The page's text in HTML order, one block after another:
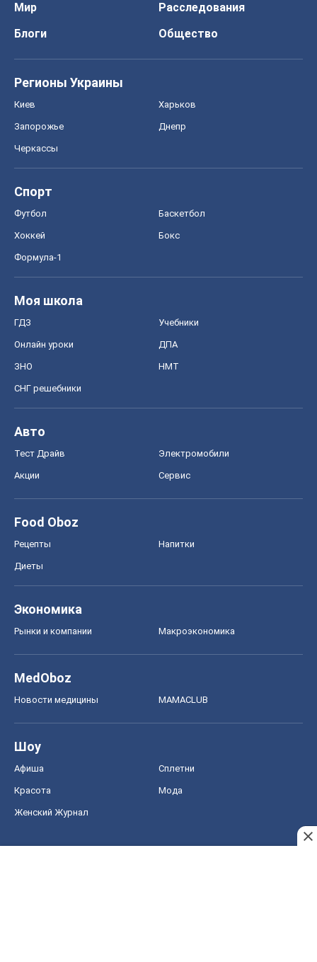
Мир
Расследования
Блоги
Общество
Регионы Украины
Киев Харьков
Запорожье Днепр
Черкассы
Спорт
Футбол Баскетбол
Хоккей Бокс
Формула-1
Моя школа
ГДЗ Учебники
Онлайн уроки ДПА
ЗНО НМТ
СНГ решебники
Авто
Тест Драйв Электромобили
Акции Сервис
Food Oboz
Рецепты Напитки
Диеты
Экономика
Рынки и компании Mакроэкономика
MedOboz
Новости медицины MAMACLUB
Шоу
Афиша Сплетни
Красота Мода
Женский Журнал